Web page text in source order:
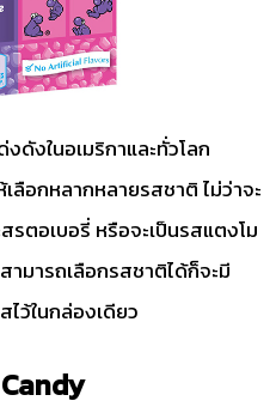
ดังในอเมริกาและทั่วโลก
ลือกหลากหลายรสชาติ ไม่ว่าจะ
ตอเบอรี่ หรือจะเป็นรสแตงโม
ามารถเลือกรสชาติได้ก็จะมี
ว้ในกล่องเดียว